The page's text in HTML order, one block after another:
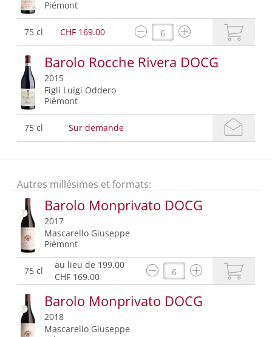
Piémont
75 cl CHF 169.00
Barolo Rocche Rivera DOCG
2015
Figli Luigi Oddero
Piémont
75 cl Sur demande
Autres millésimes et formats:
Barolo Monprivato DOCG
2017
Mascarello Giuseppe
Piémont
75 cl
au lieu de 199.00
CHF 169.00
Barolo Monprivato DOCG
2018
Mascarello Giuseppe